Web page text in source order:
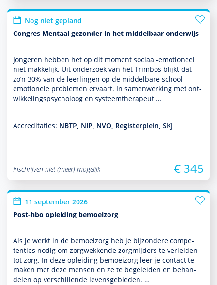
Nog niet gepland
Congres Mentaal gezonder in het middelbaar onderwijs
Jongeren hebben het op dit moment sociaal-emotioneel
niet makkelijk. Uit onder­zoek van het Trimbos blijkt dat
zo’n 30% van de leer­lingen op de middelbare school
emotionele pro­ble­men ervaart. In samen­wer­king met ont­
wikke­lingspsycho­loog en systeem­thera­peut …
Accreditaties: NBTP, NIP, NVO, Registerplein, SKJ
Inschrijven niet (meer) mogelijk € 345
11 september 2026
Post-hbo opleiding bemoeizorg
Als je werkt in de bemoei­zorg heb je bijzondere compe­
ten­ties nodig om zorgwekkende zorgmijders te verleiden
tot zorg. In deze opleiding bemoei­zorg leer je contact te
maken met deze mensen en ze te bege­leiden en behan­
delen op ver­schil­lende levensgebieden. …